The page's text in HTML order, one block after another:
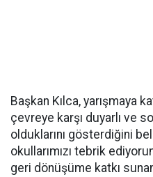
Başkan Kılca, yarışmaya
çevreye karşı duyarlı ve
olduklarını gösterdiğini
okullarımızı tebrik
geri dönüşüme katkı